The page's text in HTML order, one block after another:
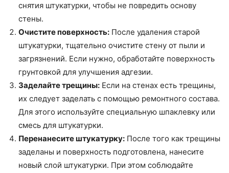
снятия штукатурки, чтобы не повредить основу
стены.
Очистите поверхность: После удаления старой
штукатурки, тщательно очистите стену от пыли и
загрязнений. Если нужно, обработайте поверхность
грунтовкой для улучшения адгезии.
Заделайте трещины: Если на стенах есть трещины,
их следует заделать с помощью ремонтного состава.
Для этого используйте специальную шпаклевку или
смесь для штукатурки.
Перенанесите штукатурку: После того как трещины
заделаны и поверхность подготовлена, нанесите
новый слой штукатурки. При этом соблюдайте